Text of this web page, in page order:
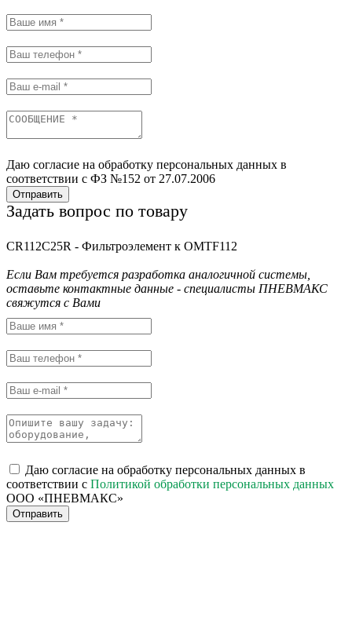
Даю согласие на обработку персональных данных в
соответствии с ФЗ №152 от 27.07.2006
Отправить
Задать вопрос по товару
CR112C25R - Фильтроэлемент к OMTF112
Если Вам требуется разработка аналогичной системы,
оставьте контактные данные - специалисты ПНЕВМАКС
свяжутся с Вами
Даю согласие на обработку персональных данных в
соответствии с Политикой обработки персональных данных
ООО «ПНЕВМАКС»
Отправить